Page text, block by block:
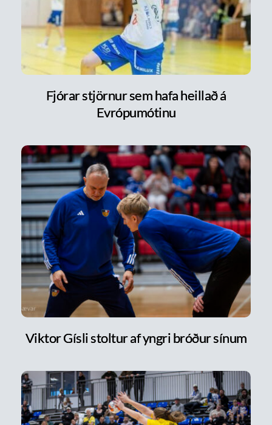
Fjórar stjörnur sem hafa heillað á
Evrópumótinu
Viktor Gísli stoltur af yngri bróður sínum